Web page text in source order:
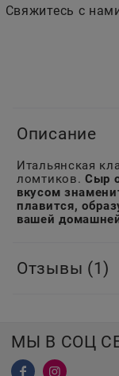
Свяжитесь с
Описание
Итальянская
ломтиков. Сыр
вкусом
плавится,
вашей
Отзывы (1)
МЫ В СОЦ